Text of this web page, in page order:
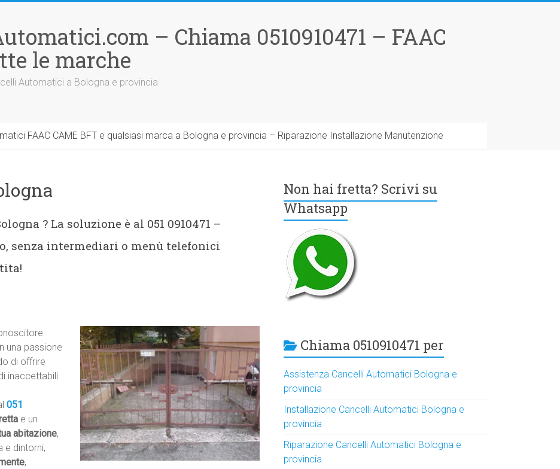
– Chiama 0510910471 – FAAC
le marche
Automatici a Bologna e provincia
FAAC CAME BFT e qualsiasi marca a Bologna e provincia – Riparazione Installazione Manutenzione
? La soluzione è al 051 0910471 –
senza intermediari o menù telefonici
una passione
di offrire
inaccettabili
051
e un
abitazione,
e dintorni,
,
Non hai fretta? Scrivi su
Whatsapp
Chiama 0510910471 per
Assistenza Cancelli Automatici Bologna e
provincia
Installazione Cancelli Automatici Bologna e
provincia
Riparazione Cancelli Automatici Bologna e
provincia